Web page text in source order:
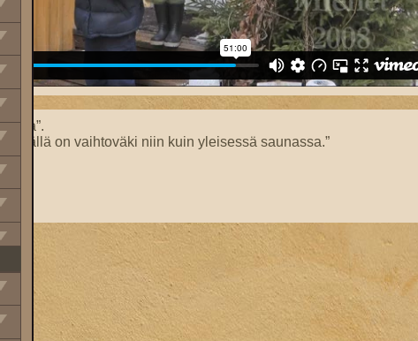
”Täällä on vaihtoväki niin kuin yleisessä saunassa.”